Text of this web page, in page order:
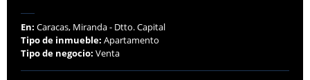
En: Caracas, Miranda - Dtto. Capital
Tipo de inmueble: Apartamento
Tipo de negocio: Venta